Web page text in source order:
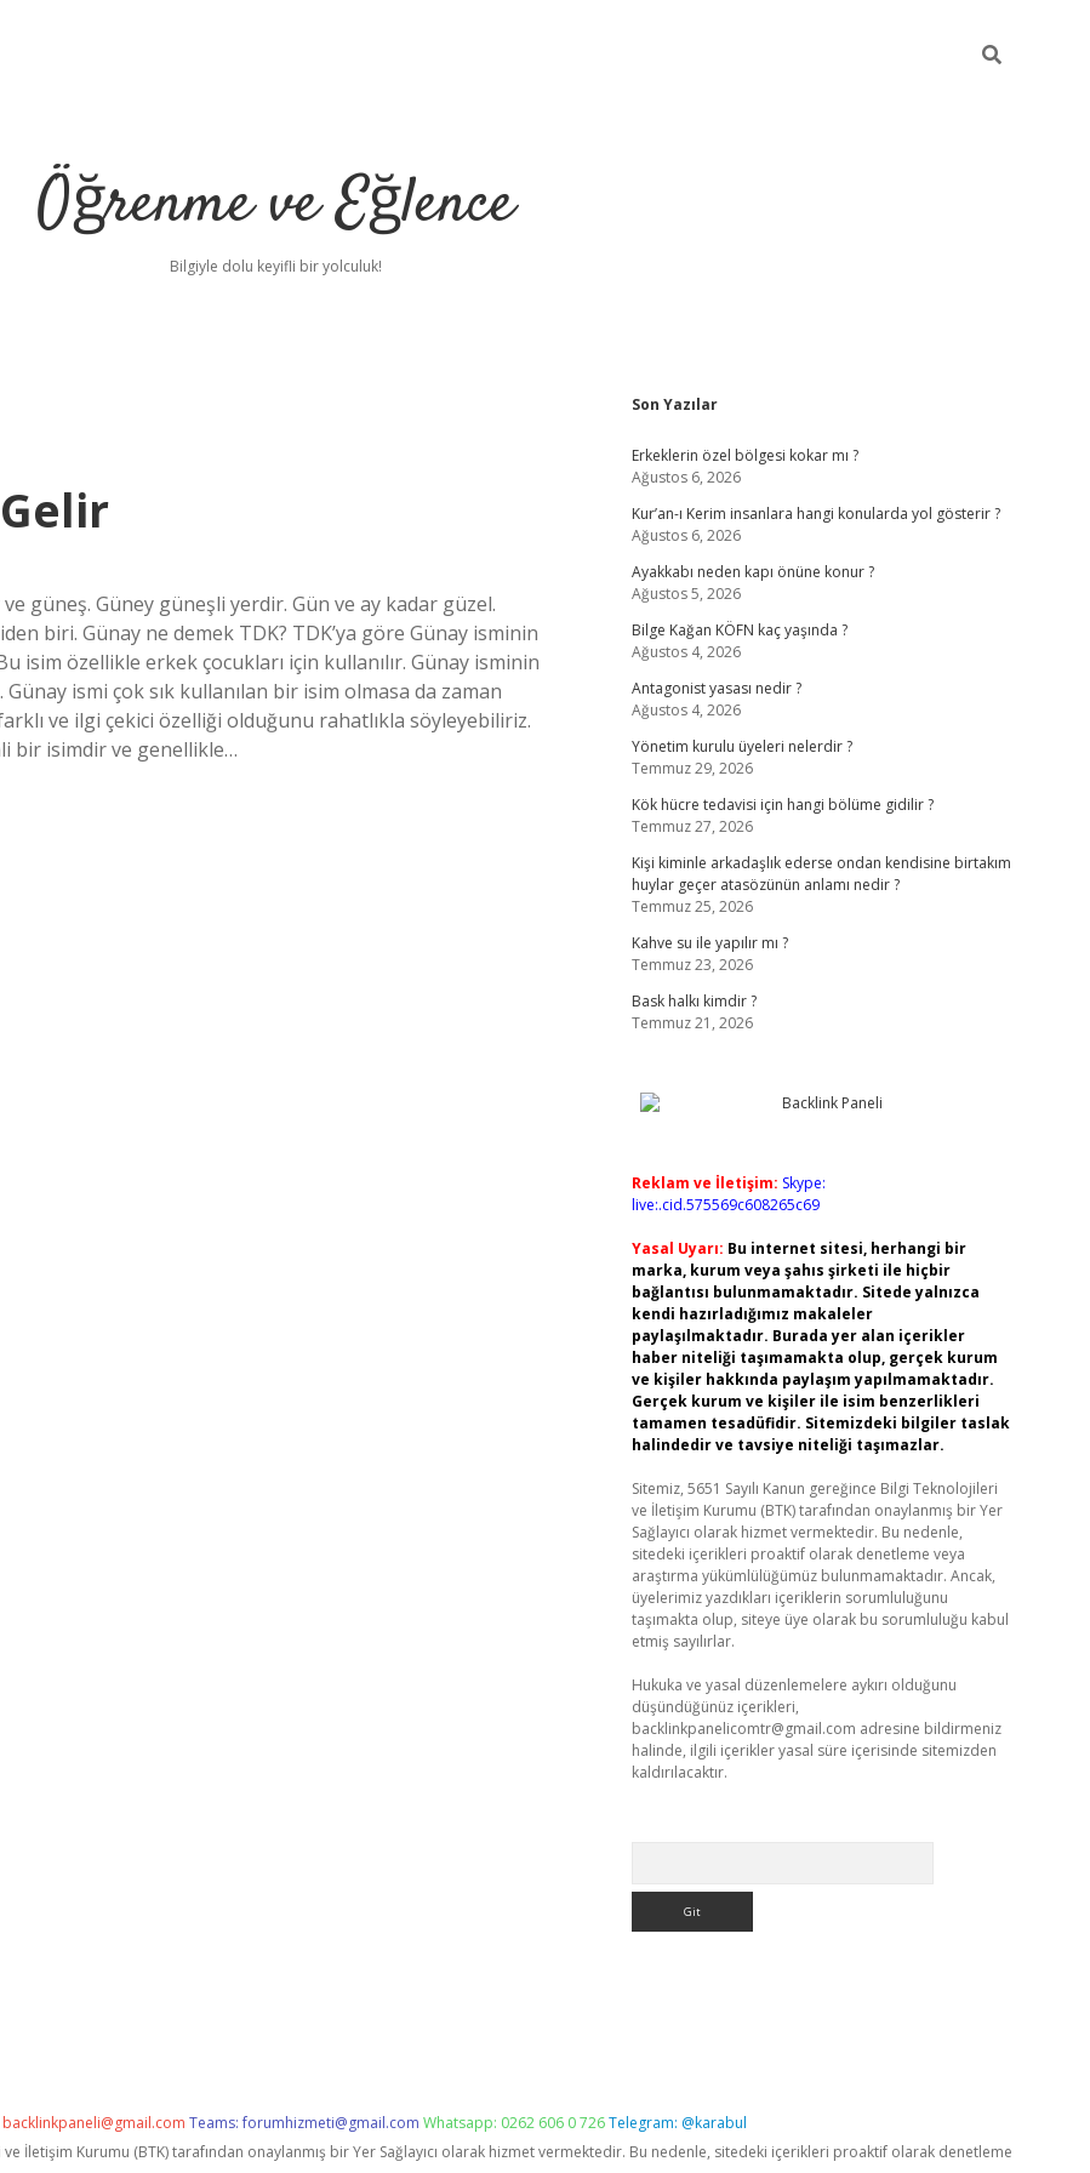
Öğrenme ve Eğlence
Bilgiyle dolu keyifli bir yolculuk!
ve güneş. Güney güneşli yerdir. Gün ve ay kadar güzel.
biri. Günay ne demek TDK? TDK’ya göre Günay isminin
isim özellikle erkek çocukları için kullanılır. Günay isminin
ismi çok sık kullanılan bir isim olmasa da zaman
ve ilgi çekici özelliği olduğunu rahatlıkla söyleyebiliriz.
bir isimdir ve genellikle…
Sidebar
Son Yazılar
Erkeklerin özel bölgesi kokar mı ?
Ağustos 6, 2026
Kur’an-ı Kerim insanlara hangi konularda yol gösterir ?
Ağustos 6, 2026
Ayakkabı neden kapı önüne konur ?
Ağustos 5, 2026
Bilge Kağan KÖFN kaç yaşında ?
Ağustos 4, 2026
Antagonist yasası nedir ?
Ağustos 4, 2026
Yönetim kurulu üyeleri nelerdir ?
Temmuz 29, 2026
Kök hücre tedavisi için hangi bölüme gidilir ?
Temmuz 27, 2026
Kişi kiminle arkadaşlık ederse ondan kendisine birtakım
huylar geçer atasözünün anlamı nedir ?
Temmuz 25, 2026
Kahve su ile yapılır mı ?
Temmuz 23, 2026
Bask halkı kimdir ?
Temmuz 21, 2026
Reklam ve İletişim: Skype:
live:.cid.575569c608265c69
Yasal Uyarı: Bu internet sitesi, herhangi bir
marka, kurum veya şahıs şirketi ile hiçbir
bağlantısı bulunmamaktadır. Sitede yalnızca
kendi hazırladığımız makaleler
paylaşılmaktadır. Burada yer alan içerikler
haber niteliği taşımamakta olup, gerçek kurum
ve kişiler hakkında paylaşım yapılmamaktadır.
Gerçek kurum ve kişiler ile isim benzerlikleri
tamamen tesadüfidir. Sitemizdeki bilgiler taslak
halindedir ve tavsiye niteliği taşımazlar.
Sitemiz, 5651 Sayılı Kanun gereğince Bilgi Teknolojileri
ve İletişim Kurumu (BTK) tarafından onaylanmış bir Yer
Sağlayıcı olarak hizmet vermektedir. Bu nedenle,
sitedeki içerikleri proaktif olarak denetleme veya
araştırma yükümlülüğümüz bulunmamaktadır. Ancak,
üyelerimiz yazdıkları içeriklerin sorumluluğunu
taşımakta olup, siteye üye olarak bu sorumluluğu kabul
etmiş sayılırlar.
Hukuka ve yasal düzenlemelere aykırı olduğunu
düşündüğünüz içerikleri,
backlinkpanelicomtr@gmail.com adresine bildirmeniz
halinde, ilgili içerikler yasal süre içerisinde sitemizden
kaldırılacaktır.
backlinkpaneli@gmail.com Teams:forumhizmeti@gmail.com Whatsapp: 0262 606 0 726Telegram: @karabul
ve İletişim Kurumu (BTK) tarafından onaylanmış bir Yer Sağlayıcı olarak hizmet vermektedir. Bu nedenle, sitedeki içerikleri proaktif olarak denetleme